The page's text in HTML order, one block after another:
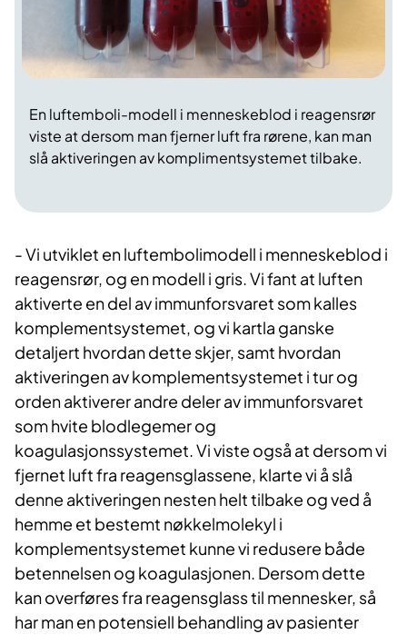
En luftemboli-modell i menneskeblod i reagensrør
viste at dersom man fjerner luft fra rørene, kan man
slå aktiveringen av komplimentsystemet tilbake.
- Vi utviklet en luftembolimodell i menneskeblod i
reagensrør, og en modell i gris. Vi fant at luften
aktiverte en del av immunforsvaret som kalles
komplementsystemet, og vi kartla ganske
detaljert hvordan dette skjer, samt hvordan
aktiveringen av komplementsystemet i tur og
orden aktiverer andre deler av immunforsvaret
som hvite blodlegemer og
koagulasjonssystemet. Vi viste også at dersom vi
fjernet luft fra reagensglassene, klarte vi å slå
denne aktiveringen nesten helt tilbake og ved å
hemme et bestemt nøkkelmolekyl i
komplementsystemet kunne vi redusere både
betennelsen og koagulasjonen. Dersom dette
kan overføres fra reagensglass til mennesker, så
har man en potensiell behandling av pasienter